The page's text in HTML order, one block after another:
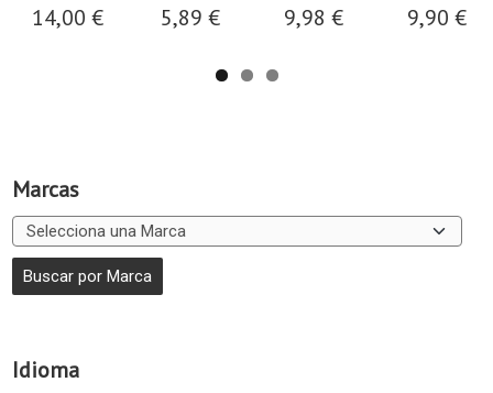
Marcas
Idioma
14,00 € 5,89 € 9,98 € 9,90 €